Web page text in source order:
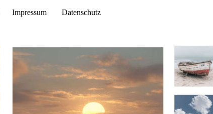
Impressum Datenschutz